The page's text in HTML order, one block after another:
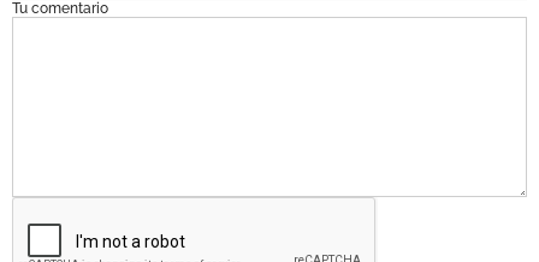
Tu comentario